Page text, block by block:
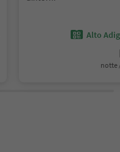
Alto
notte